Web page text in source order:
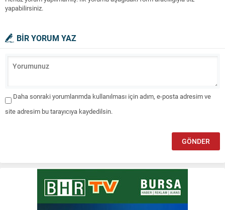
yapabilirsiniz.
BİR YORUM YAZ
Daha sonraki yorumlarımda kullanılması için adım, e-posta adresim ve
site adresim bu tarayıcıya kaydedilsin.